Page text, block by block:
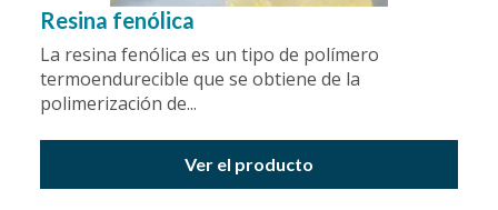
Resina fenólica
La resina fenólica es un tipo de polímero
termoendurecible que se obtiene de la
polimerización de...
Ver el producto